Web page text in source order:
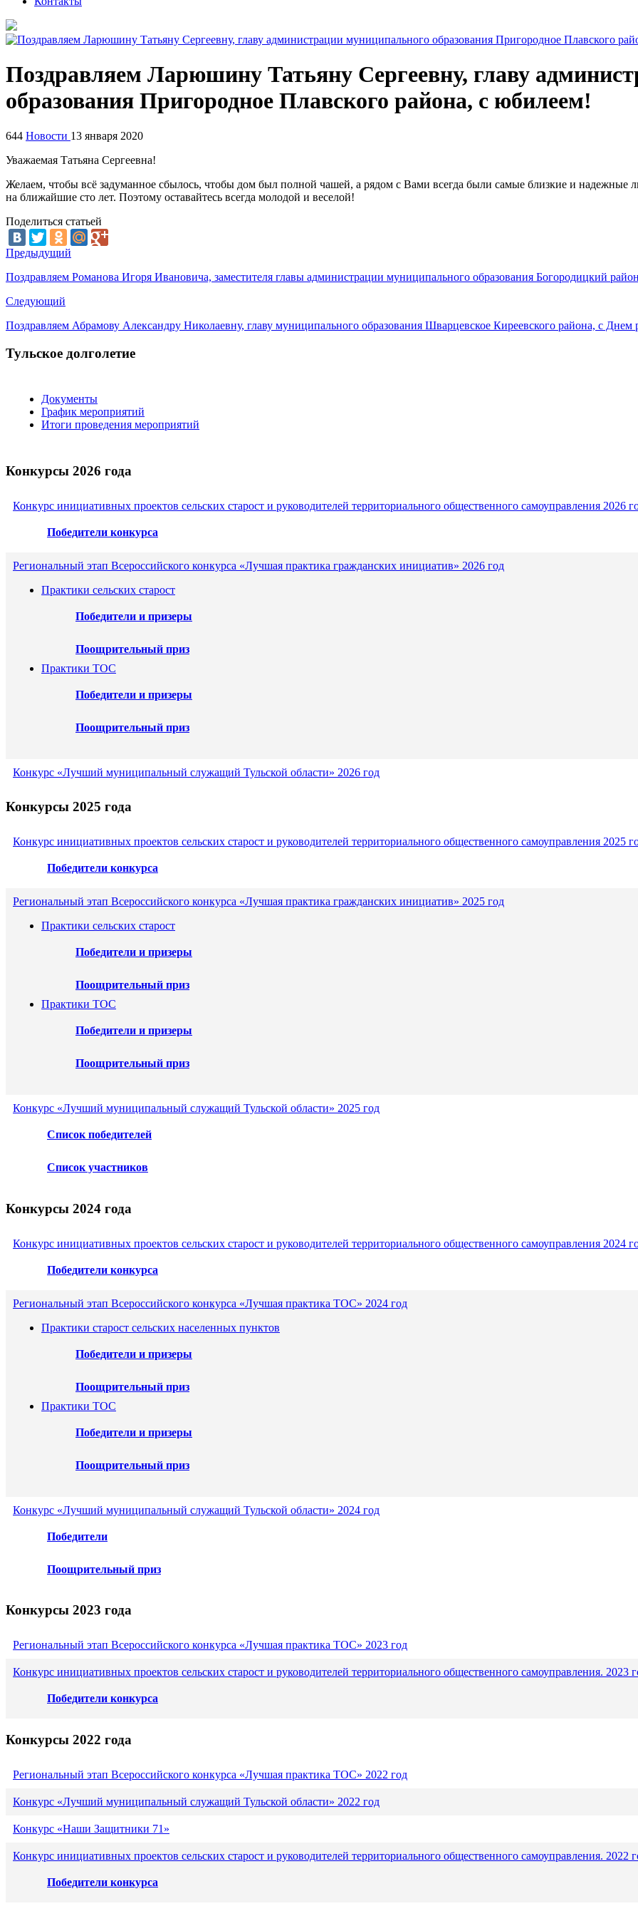
Поздравляем Ларюшину Татьяну Сергеевну, главу
образования Пригородное Плавского района, с юбилеем!
644 Новости 13 января 2020
Уважаемая Татьяна Сергеевна!
Желаем, чтобы всё задуманное сбылось, чтобы дом был полной чашей, а рядом с Вами всегда были самые близкие и надежные
на ближайшие сто лет. Поэтому оставайтесь всегда молодой и веселой!
Поделиться статьей
Предыдущий
Поздравляем Романова Игоря Ивановича, заместителя главы администрации муниципального образования Богородицкий
Следующий
Поздравляем Абрамову Александру Николаевну, главу муниципального образования Шварцевское Киреевского района, с Днем
Тульское долголетие
Документы
График мероприятий
Итоги проведения мероприятий
Конкурсы 2026 года
Конкурс инициативных проектов сельских старост и руководителей территориального общественного самоуправления 2026
Победители конкурса
Региональный этап Всероссийского конкурса «Лучшая практика гражданских инициатив» 2026 год
Практики сельских старост
Победители и призеры
Поощрительный приз
Практики ТОС
Победители и призеры
Поощрительный приз
Конкурс «Лучший муниципальный служащий Тульской области» 2026 год
Конкурсы 2025 года
Конкурс инициативных проектов сельских старост и руководителей территориального общественного самоуправления 2025
Победители конкурса
Региональный этап Всероссийского конкурса «Лучшая практика гражданских инициатив» 2025 год
Практики сельских старост
Победители и призеры
Поощрительный приз
Практики ТОС
Победители и призеры
Поощрительный приз
Конкурс «Лучший муниципальный служащий Тульской области» 2025 год
Список победителей
Список участников
Конкурсы 2024 года
Конкурс инициативных проектов сельских старост и руководителей территориального общественного самоуправления 2024
Победители конкурса
Региональный этап Всероссийского конкурса «Лучшая практика ТОС» 2024 год
Практики старост сельских населенных пунктов
Победители и призеры
Поощрительный приз
Практики ТОС
Победители и призеры
Поощрительный приз
Конкурс «Лучший муниципальный служащий Тульской области» 2024 год
Победители
Поощрительный приз
Конкурсы 2023 года
Региональный этап Всероссийского конкурса «Лучшая практика ТОС» 2023 год
Конкурс инициативных проектов сельских старост и руководителей территориального общественного самоуправления. 2023
Победители конкурса
Конкурсы 2022 года
Региональный этап Всероссийского конкурса «Лучшая практика ТОС» 2022 год
Конкурс «Лучший муниципальный служащий Тульской области» 2022 год
Конкурс «Наши Защитники 71»
Конкурс инициативных проектов сельских старост и руководителей территориального общественного самоуправления. 2022
Победители конкурса